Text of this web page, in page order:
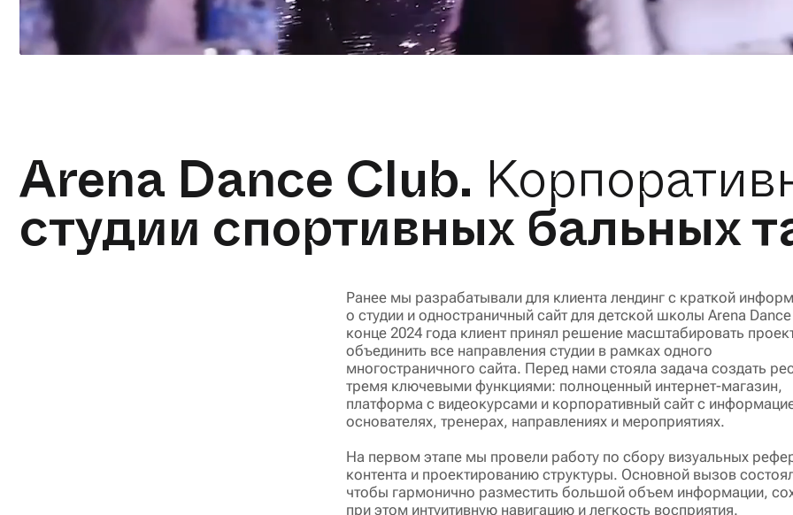
Arena Dance Club.
студии спортивных бальных
Ранее мы разрабатывали для клиента лендинг с краткой
о студии и одностраничный сайт для детской школы Arena
конце 2024 года клиент принял решение масштабировать
объединить все направления студии в рамках одного
многостраничного сайта. Перед нами стояла задача создать
тремя ключевыми функциями: полноценный интернет-магазин,
платформа с видеокурсами и корпоративный сайт с
основателях, тренерах, направлениях и мероприятиях.
На первом этапе мы провели работу по сбору визуальных
контента и проектированию структуры. Основной вызов
чтобы гармонично разместить большой объем информации,
при этом интуитивную навигацию и легкость восприятия.